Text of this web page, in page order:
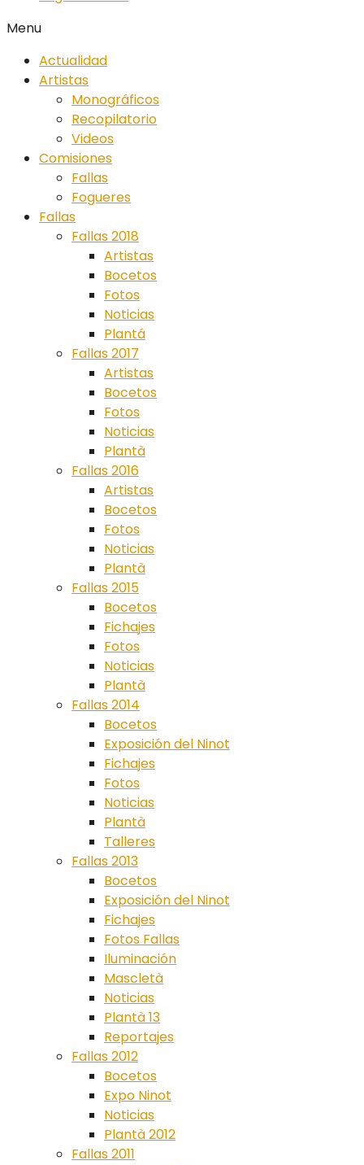
Menu
Actualidad
Artistas
Monográficos
Recopilatorio
Videos
Comisiones
Fallas
Fogueres
Fallas
Fallas 2018
Artistas
Bocetos
Fotos
Noticias
Plantá
Fallas 2017
Artistas
Bocetos
Fotos
Noticias
Plantà
Fallas 2016
Artistas
Bocetos
Fotos
Noticias
Plantà
Fallas 2015
Bocetos
Fichajes
Fotos
Noticias
Plantà
Fallas 2014
Bocetos
Exposición del Ninot
Fichajes
Fotos
Noticias
Plantà
Talleres
Fallas 2013
Bocetos
Exposición del Ninot
Fichajes
Fotos Fallas
Iluminación
Mascletà
Noticias
Plantà 13
Reportajes
Fallas 2012
Bocetos
Expo Ninot
Noticias
Plantà 2012
Fallas 2011